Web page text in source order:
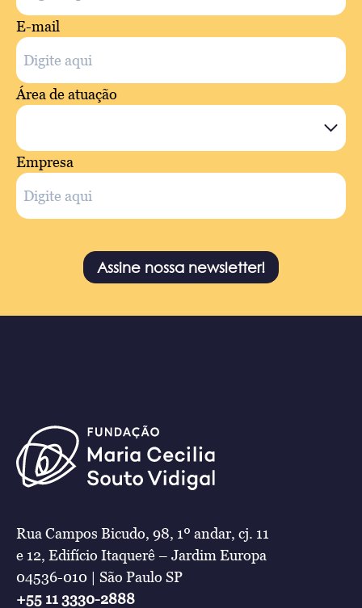
E-mail
Área de atuação
Empresa
Assine nossa newsletter!
Rua Campos Bicudo, 98, 1º andar, cj. 11
e 12, Edifício Itaquerê – Jardim Europa
04536-010 | São Paulo SP
+55 11 3330-2888